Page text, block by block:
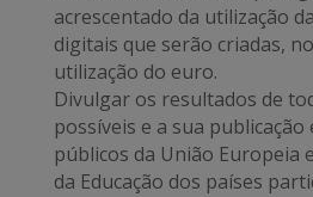
acrescentado da utilização
digitais que serão criadas,
utilização do euro.
Divulgar os resultados de
possíveis e a sua
públicos da União Europeia
da Educação dos países